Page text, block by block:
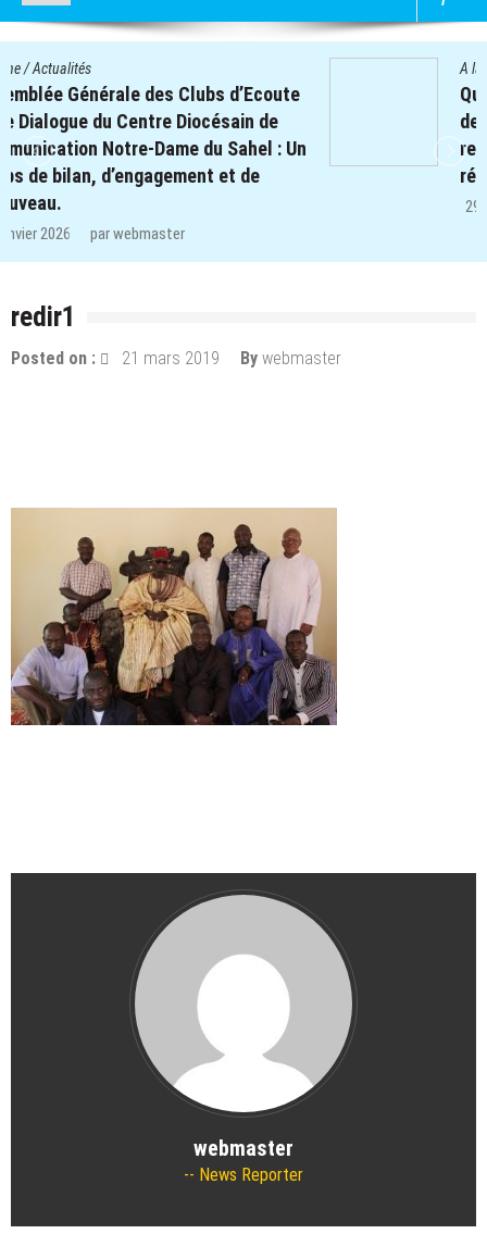
Quatre cent soixante-deux (462) enfants
des clubs d’écoute du projet REPERE
retrouvent le chemin de l’école dans les
régions de Koulsé et de Yaadga.
redir1
Posted on : 21 mars 2019 By webmaster
webmaster
News Reporter